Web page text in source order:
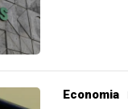
Economia